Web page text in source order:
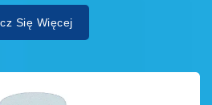
Się Więcej